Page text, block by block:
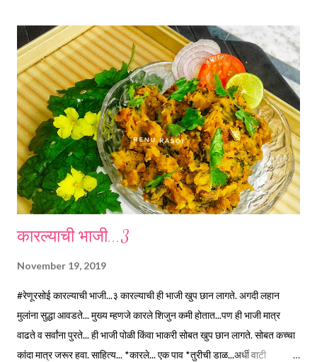
फोडीच वापरायच्या आहेत *धने व मेथी एक टीस्पून तेलात परतून घ्या. ओले नारळ, धने,
मेथी, व चिंच मिक्सर मधून पाणी न घालता वाटून घ्या. *नंतर एका कढईत तेल तापवून
कारल्याच्या फोडी छान कुरकुरीत होईपर्यंत परतून घ्या *लगेच त्यात कांदा घालून तीन
मिनिटे परतून घ्या. * वाटलेला मसाला पण कढईत घालून ...
कारल्याची भाजी...3
November 19, 2019
#रेणूरसोई कारल्याची भाजी...३ कारल्याची ही भाजी खुप छान लागते. अगदी लहान
मुलांना सुद्धा आवडते... मुख्य म्हणजे कारले शिजुन कमी होतात...पण ही भाजी मात्र
वाढते व सर्वांना पुरते... ही भाजी पोळी किंवा भाकरी सोबत खुप छान लागते. सोबत कच्चा
कांदा मात्र जरूर हवा. साहित्य... *कारले... एक पाव *तुरीची डाळ...अर्धी वाटी